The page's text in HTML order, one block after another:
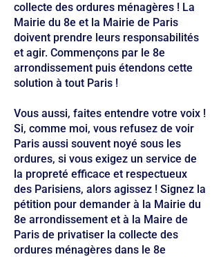
collecte des ordures ménagères ! La
Mairie du 8e et la Mairie de Paris
doivent prendre leurs responsabilités
et agir. Commençons par le 8e
arrondissement puis étendons cette
solution à tout Paris !
Vous aussi, faites entendre votre voix !
Si, comme moi, vous refusez de voir
Paris aussi souvent noyé sous les
ordures, si vous exigez un service de
la propreté efficace et respectueux
des Parisiens, alors agissez ! Signez la
pétition pour demander à la Mairie du
8e arrondissement et à la Maire de
Paris de privatiser la collecte des
ordures ménagères dans le 8e